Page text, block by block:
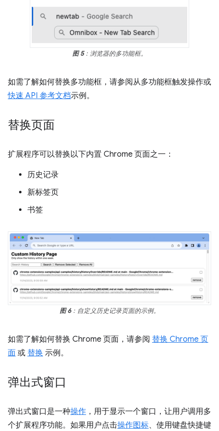
图 5：浏览器的多功能框。
如需了解如何替换多功能框，请参阅从多功能框触发操作或
快速 API 参考文档示例。
替换页面
扩展程序可以替换以下内置 Chrome 页面之一：
历史记录
新标签页
书签
图 6：自定义历史记录页面的示例。
如需了解如何替换 Chrome 页面，请参阅 替换 Chrome 页
面 或 替换 示例。
弹出式窗口
弹出式窗口是一种操作 ，用于显示一个窗口，让用户调用多
个扩展程序功能。如果用户点击操作图标、使用键盘快捷键